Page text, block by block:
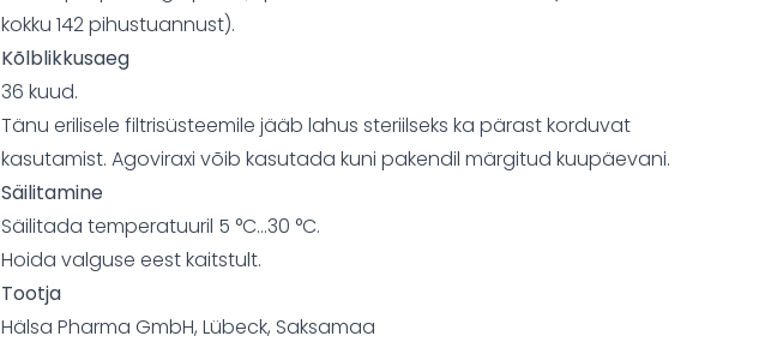
kokku 142 pihustuannust).
Kõlblikkusaeg
36 kuud.
Tänu erilisele filtrisüsteemile jääb lahus steriilseks ka pärast korduvat
kasutamist. Agoviraxi võib kasutada kuni pakendil märgitud kuupäevani.
Säilitamine
Säilitada temperatuuril 5 °C…30 °C.
Hoida valguse eest kaitstult.
Tootja
Hälsa Pharma GmbH, Lübeck, Saksamaa